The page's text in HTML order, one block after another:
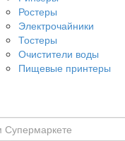
Ростеры
Электрочайники
Тостеры
Очистители воды
Пищевые принтеры